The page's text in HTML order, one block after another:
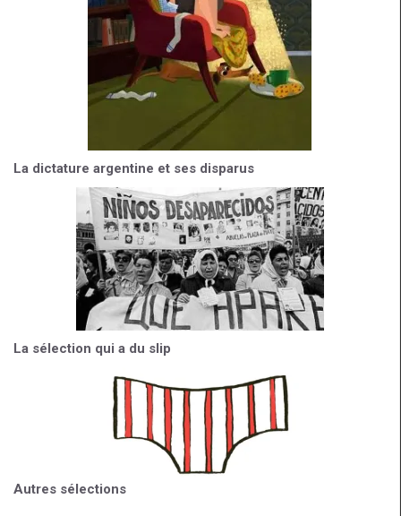
La dictature argentine et ses disparus
La sélection qui a du slip
Autres sélections